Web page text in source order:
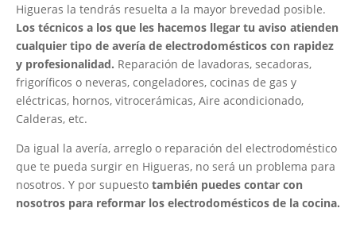
Higueras la tendrás resuelta a la mayor brevedad posible.
Los técnicos a los que les hacemos llegar tu aviso atienden
cualquier tipo de avería de electrodomésticos con rapidez
y profesionalidad. Reparación de lavadoras, secadoras,
frigoríficos o neveras, congeladores, cocinas de gas y
eléctricas, hornos, vitrocerámicas, Aire acondicionado,
Calderas, etc.
Da igual la avería, arreglo o reparación del electrodoméstico
que te pueda surgir en Higueras, no será un problema para
nosotros. Y por supuesto también puedes contar con
nosotros para reformar los electrodomésticos de la cocina.